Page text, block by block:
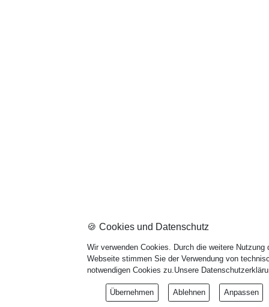
🍪 Cookies und Datenschutz
Wir verwenden Cookies. Durch die weitere Nutzung
Webseite stimmen Sie der Verwendung von
notwendigen Cookies zu. Unsere
Übernehmen Ablehnen Anpassen